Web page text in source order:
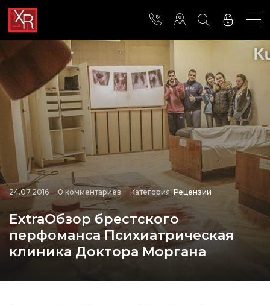
24.07.2016 0 комментариев Категория:Рецензии
ExtraОбзор брестского
перфоманса Психиатрическая
клиника Доктора Моргана